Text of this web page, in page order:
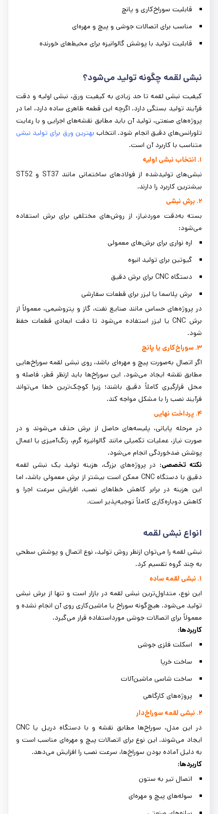
قابلیت سوراخ‌کاری و پانچ
مناسب برای اتصالات جوشی و پیچ و مهره‌ای
قابلیت تولید با پوشش گالوانیزه برای محیط‌های خورنده
نبشی لقمه چگونه تولید می‌شود؟
کیفیت نبشی لقمه تا حد زیادی به کیفیت ورق، نبشی اولیه و دقت
فرآیند تولید بستگی دارد. اگرچه این قطعه ظاهری ساده دارد، اما در
پروژه‌های صنعتی، تولید آن باید مطابق نقشه‌های اجرایی و با رعایت
تلورانس‌های دقیق انجام شود. انتخاب بهترین ورق برای تولید نبشی
متناسب با کاربرد آن است.
۱. انتخاب نبشی اولیه
نبشی‌های تولیدشده از فولادهای ساختمانی مانند ST37 و ST52
بیشترین کاربرد را دارند.
۲. برش نبشی
بسته به‌دقت موردنیاز، از روش‌های مختلفی برای برش استفاده
می‌شود:
اره نواری برای برش‌های معمولی
گیوتین برای تولید انبوه
دستگاه CNC برای برش دقیق
برش پلاسما یا لیزر برای قطعات سفارشی
در پروژه‌های حساس مانند صنایع نفت، گاز و پتروشیمی، معمولاً از
برش CNC یا لیزر استفاده می‌شود تا دقت ابعادی قطعات حفظ
شود.
۳. سوراخ‌کاری یا پانچ
اگر اتصال به‌صورت پیچ و مهره‌ای باشد، روی نبشی لقمه سوراخ‌هایی
مطابق نقشه ایجاد می‌شود. این سوراخ‌ها باید ازنظر قطر، فاصله و
محل قرارگیری کاملاً دقیق باشند؛ زیرا کوچک‌ترین خطا می‌تواند
فرآیند نصب را با مشکل مواجه کند.
۴. پرداخت نهایی
در مرحله پایانی، پلیسه‌های حاصل از برش حذف می‌شوند و در
صورت نیاز، عملیات تکمیلی مانند گالوانیزه گرم، رنگ‌آمیزی یا اعمال
پوشش ضدخوردگی انجام می‌شود.
نکته تخصصی: در پروژه‌های بزرگ، هزینه تولید یک نبشی لقمه
دقیق با دستگاه CNC ممکن است بیشتر از برش معمولی باشد، اما
این هزینه در برابر کاهش خطاهای نصب، افزایش سرعت اجرا و
کاهش دوباره‌کاری کاملاً توجیه‌پذیر است.
انواع نبشی لقمه
نبشی لقمه را می‌توان ازنظر روش تولید، نوع اتصال و پوشش سطحی
به چند گروه تقسیم کرد.
۱. نبشی لقمه ساده
این نوع، متداول‌ترین نبشی لقمه در بازار است و تنها از برش نبشی
تولید می‌شود. هیچ‌گونه سوراخ یا ماشین‌کاری روی آن انجام نشده و
معمولاً برای اتصالات جوشی مورداستفاده قرار می‌گیرد.
کاربردها:
اسکلت فلزی جوشی
ساخت خرپا
ساخت شاسی ماشین‌آلات
پروژه‌های کارگاهی
۲. نبشی لقمه سوراخ‌دار
در این مدل، سوراخ‌ها مطابق نقشه و با دستگاه دریل یا CNC
ایجاد می‌شوند. این نوع برای اتصالات پیچ و مهره‌ای مناسب است و
به دلیل آماده بودن سوراخ‌ها، سرعت نصب را افزایش می‌دهد.
کاربردها:
اتصال تیر به ستون
سوله‌های پیچ و مهره‌ای